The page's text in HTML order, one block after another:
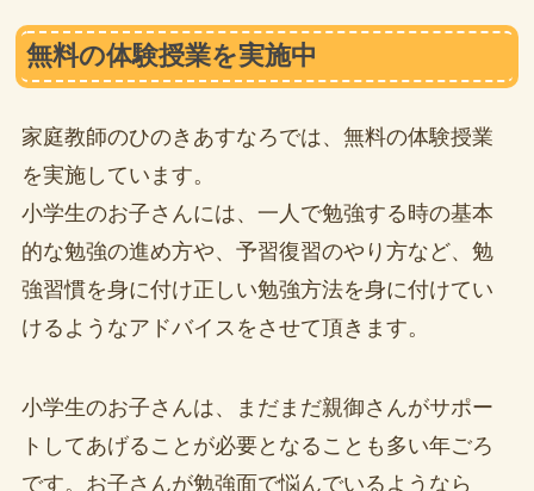
無料の体験授業を実施中
家庭教師のひのきあすなろでは、無料の体験授業
を実施しています。
小学生のお子さんには、一人で勉強する時の基本
的な勉強の進め方や、予習復習のやり方など、勉
強習慣を身に付け正しい勉強方法を身に付けてい
けるようなアドバイスをさせて頂きます。
小学生のお子さんは、まだまだ親御さんがサポー
トしてあげることが必要となることも多い年ごろ
です。お子さんが勉強面で悩んでいるようなら